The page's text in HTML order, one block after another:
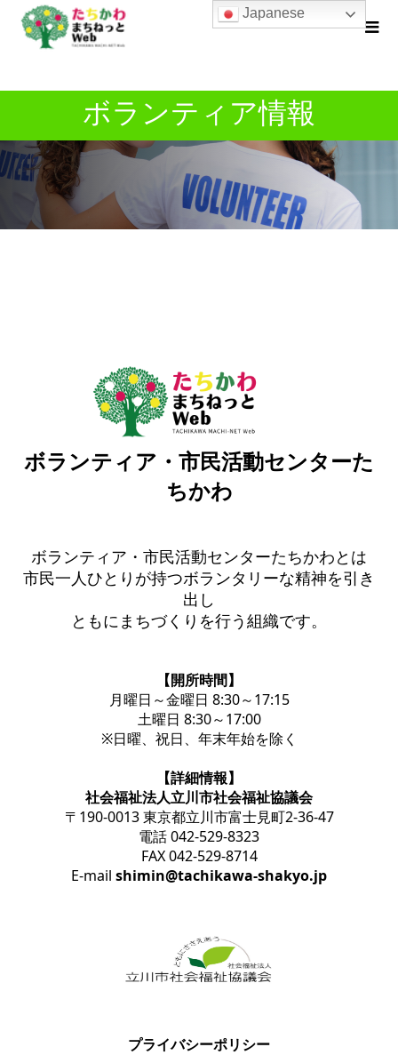
ボランティア情報
ボランティア・市民活動センターた
ちかわ
ボランティア・市民活動センターたちかわとは
市民一人ひとりが持つボランタリーな精神を引き
出し
ともにまちづくりを行う組織です。
【開所時間】
月曜日～金曜日 8:30～17:15
土曜日 8:30～17:00
※日曜、祝日、年末年始を除く
【詳細情報】
社会福祉法人立川市社会福祉協議会
〒190-0013 東京都立川市富士見町2-36-47
電話 042-529-8323
FAX 042-529-8714
E-mail shimin@tachikawa-shakyo.jp
プライバシーポリシー
Japanese